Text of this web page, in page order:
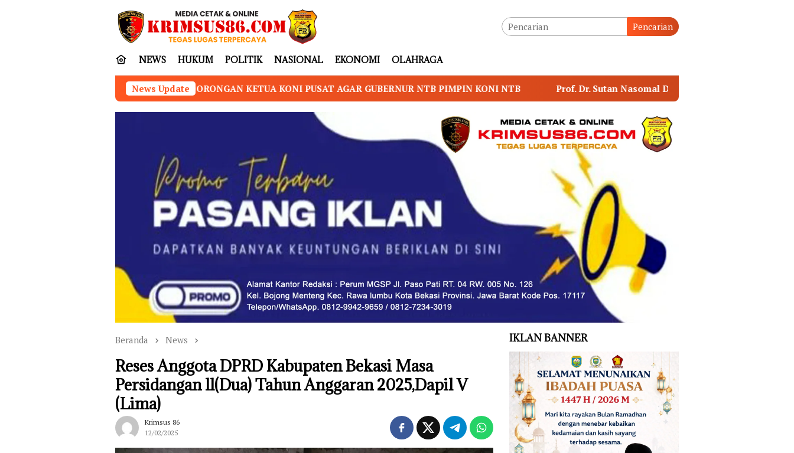
Pencarian
NEWS HUKUM POLITIK NASIONAL EKONOMI OLAHRAGA
News Update
SAMBUT DORONGAN KETUA KONI PUSAT AGAR GUBERNUR NTB PIMPIN KONI NTB Prof. Dr. Sutan Nasomal Dorong MA Perkuat Kemitraan Pengadilan dengan
Beranda News
Reses Anggota DPRD Kabupaten Bekasi Masa
Persidangan ll(Dua) Tahun Anggaran 2025,Dapil V
(Lima)
Krimsus 86
12/02/2025
IKLAN BANNER